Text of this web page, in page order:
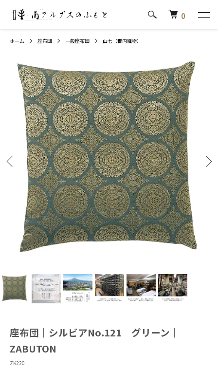
0
ホーム 座布団 一般座布団 山七（郡内織物）
座布団｜シルビアNo.121 グリーン｜
ZABUTON
ZK220